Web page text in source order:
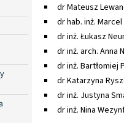
dr Mateusz
dr hab. inż.
dr inż. Łukasz
dr inż. arch. Anna
dr inż. Bartłomiej
dr Katarzyna
dr inż. Justyna
dr inż. Nina